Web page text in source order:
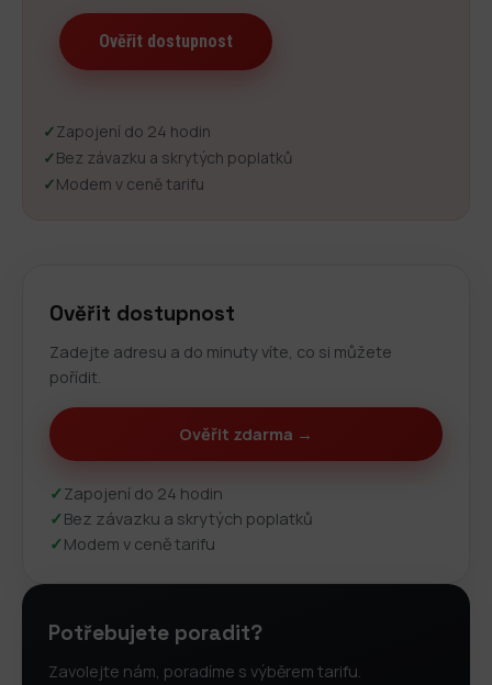
✓Zapojení do 24 hodin
✓Bez závazku a skrytých poplatků
✓Modem v ceně tarifu
Ověřit dostupnost
Zadejte adresu a do minuty víte, co si můžete
pořídit.
Ověřit zdarma →
✓Zapojení do 24 hodin
✓Bez závazku a skrytých poplatků
✓Modem v ceně tarifu
Potřebujete poradit?
Zavolejte nám, poradíme s výběrem tarifu.